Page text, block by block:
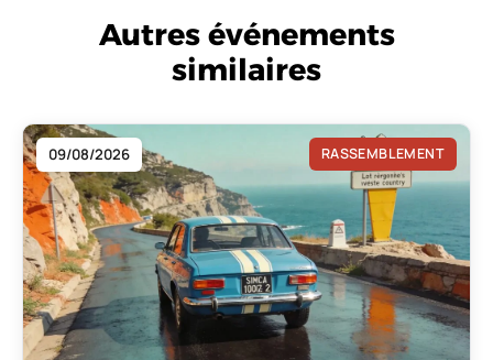
Autres événements
similaires
09/08/2026 RASSEMBLEMENT